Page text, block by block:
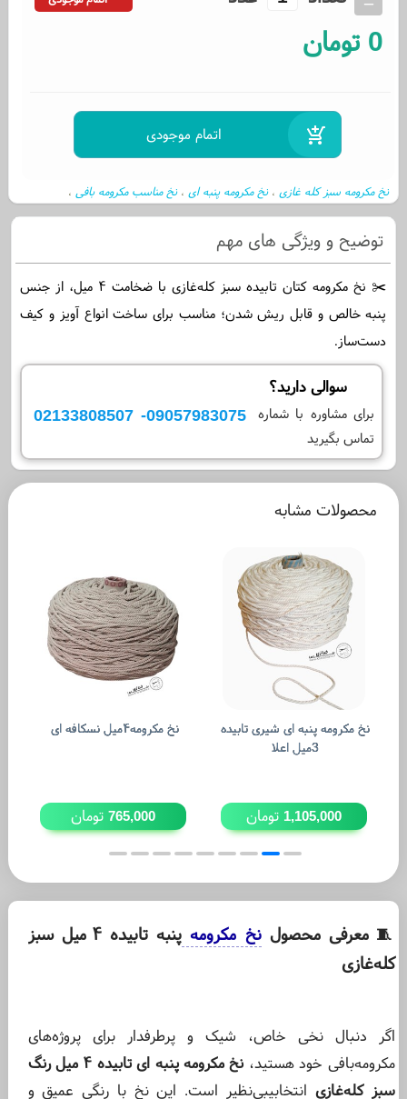
0 تومان
نخ مکرومه سبز کله غازی ، نخ مکرومه پنبه ای ، نخ مناسب مکرومه بافی ،
قیمت نخ مکرومه ۴میل ،
توضیح و ویژگی های مهم
✂️ نخ مکرومه کتان تابیده سبز کله‌غازی با ضخامت ۴ میل، از جنس
پنبه خالص و قابل ریش شدن؛ مناسب برای ساخت انواع آویز و کیف
دست‌ساز.
سوالی دارید؟
برای مشاوره با شماره 09057983075- 02133808507
تماس بگیرید
محصولات مشابه
نخ مکرومه پنبه ای شیری تابیده
3میل اعلا
1,105,000 تومان
نخ مکرومه۴میل نسکافه ای
765,000تومان
🧵 معرفی محصولنخ مکرومه
پنبه تابیده ۴ میل سبز
کله‌غازی
اگر دنبال نخی خاص، شیک و پرطرفدار برای پروژه‌های
مکرومه‌بافی خود هستید،
نخ مکرومه پنبه ای تابیده ۴ میل رنگ
سبز کله‌غازی انتخابیبی‌نظیر است. این نخ با رنگی عمیق و